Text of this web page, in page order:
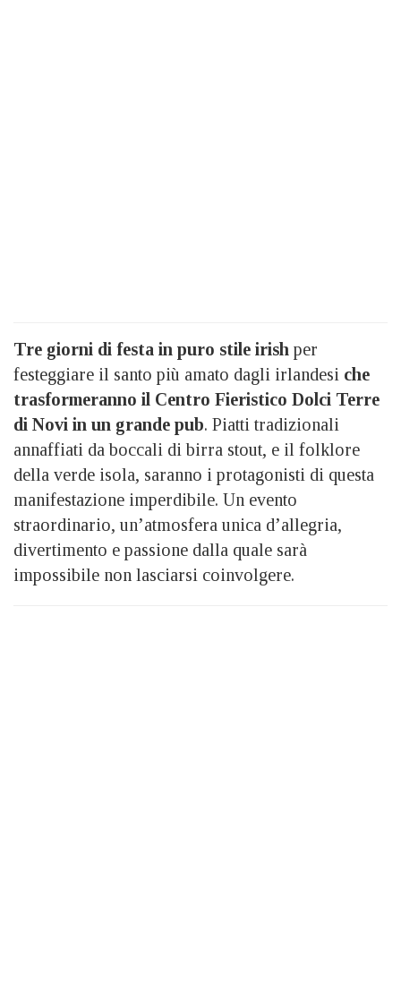
Tre giorni di festa in puro stile irish per
festeggiare il santo più amato dagli irlandesi che
trasformeranno il Centro Fieristico Dolci Terre
di Novi in un grande pub. Piatti tradizionali
annaffiati da boccali di birra stout, e il folklore
della verde isola, saranno i protagonisti di questa
manifestazione imperdibile. Un evento
straordinario, un’atmosfera unica d’allegria,
divertimento e passione dalla quale sarà
impossibile non lasciarsi coinvolgere.